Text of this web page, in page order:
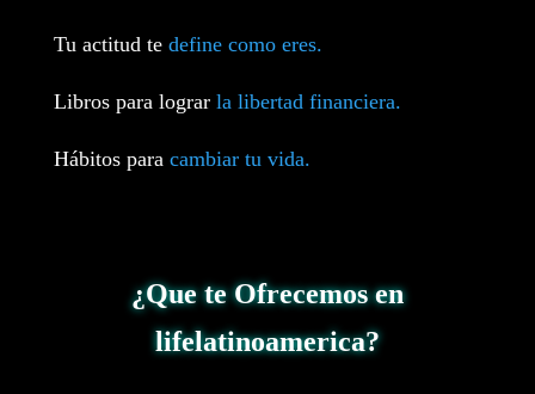
Tu actitud te define como eres.
Libros para lograr la libertad financiera.
Hábitos para cambiar tu vida.
¿Que te Ofrecemos en
lifelatinoamerica?